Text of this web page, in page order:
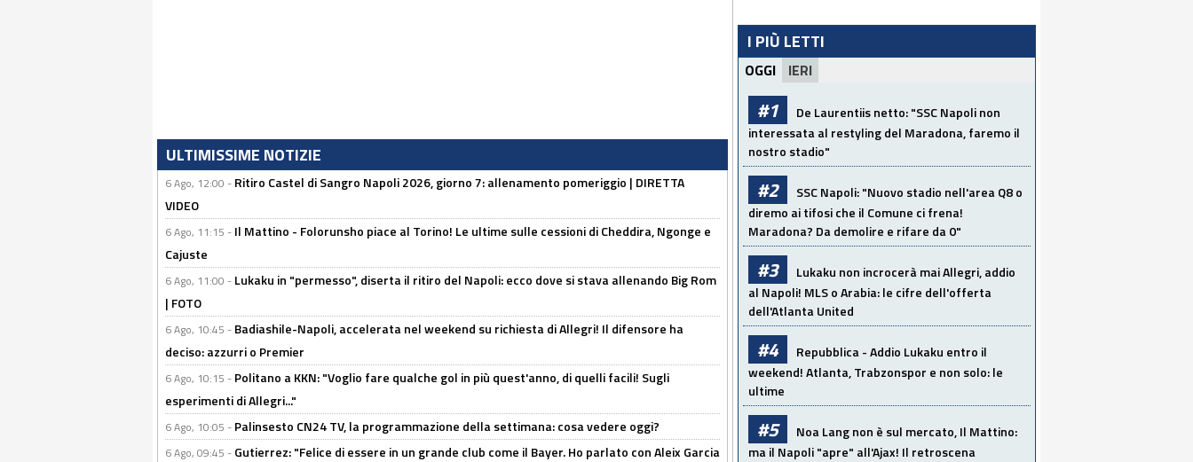
ULTIMISSIME NOTIZIE
6 Ago, 12:00 - Ritiro Castel di Sangro Napoli 2026, giorno 7: allenamento pomeriggio | DIRETTA
VIDEO
6 Ago, 11:15 - Il Mattino - Folorunsho piace al Torino! Le ultime sulle cessioni di Cheddira, Ngonge e
Cajuste
6 Ago, 11:00 - Lukaku in "permesso", diserta il ritiro del Napoli: ecco dove si stava allenando Big Rom
| FOTO
6 Ago, 10:45 - Badiashile-Napoli, accelerata nel weekend su richiesta di Allegri! Il difensore ha
deciso: azzurri o Premier
6 Ago, 10:15 - Politano a KKN: "Voglio fare qualche gol in più quest'anno, di quelli facili! Sugli
esperimenti di Allegri..."
6 Ago, 10:05 - Palinsesto CN24 TV, la programmazione della settimana: cosa vedere oggi?
6 Ago, 09:45 - Gutierrez: "Felice di essere in un grande club come il Bayer. Ho parlato con Aleix Garcia
I PIÙ LETTI
OGGI IERI
#1
De Laurentiis netto: "SSC Napoli non
interessata al restyling del Maradona, faremo il
nostro stadio"
#2
SSC Napoli: "Nuovo stadio nell'area Q8 o
diremo ai tifosi che il Comune ci frena!
Maradona? Da demolire e rifare da 0"
#3
Lukaku non incrocerà mai Allegri, addio
al Napoli! MLS o Arabia: le cifre dell'offerta
dell'Atlanta United
#4
Repubblica - Addio Lukaku entro il
weekend! Atlanta, Trabzonspor e non solo: le
ultime
#5
Noa Lang non è sul mercato, Il Mattino:
ma il Napoli "apre" all'Ajax! Il retroscena